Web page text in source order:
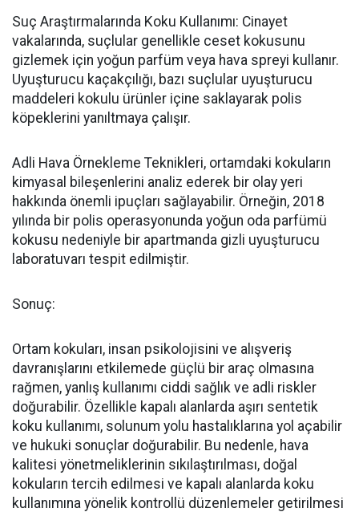
Suç Araştırmalarında Koku Kullanımı: Cinayet
vakalarında, suçlular genellikle ceset kokusunu
gizlemek için yoğun parfüm veya hava spreyi kullanır.
Uyuşturucu kaçakçılığı, bazı suçlular uyuşturucu
maddeleri kokulu ürünler içine saklayarak polis
köpeklerini yanıltmaya çalışır.
Adli Hava Örnekleme Teknikleri, ortamdaki kokuların
kimyasal bileşenlerini analiz ederek bir olay yeri
hakkında önemli ipuçları sağlayabilir. Örneğin, 2018
yılında bir polis operasyonunda yoğun oda parfümü
kokusu nedeniyle bir apartmanda gizli uyuşturucu
laboratuvarı tespit edilmiştir.
Sonuç:
Ortam kokuları, insan psikolojisini ve alışveriş
davranışlarını etkilemede güçlü bir araç olmasına
rağmen, yanlış kullanımı ciddi sağlık ve adli riskler
doğurabilir. Özellikle kapalı alanlarda aşırı sentetik
koku kullanımı, solunum yolu hastalıklarına yol açabilir
ve hukuki sonuçlar doğurabilir. Bu nedenle, hava
kalitesi yönetmeliklerinin sıkılaştırılması, doğal
kokuların tercih edilmesi ve kapalı alanlarda koku
kullanımına yönelik kontrollü düzenlemeler getirilmesi